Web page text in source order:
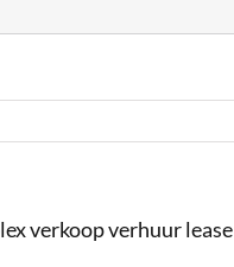
verkoop verhuur lease